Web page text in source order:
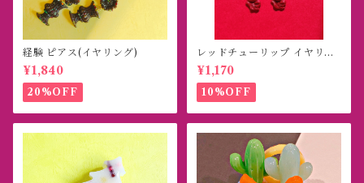
経験 ピアス(イヤリング)
¥1,840
20%OFF
レッドチューリップ イヤリン
グ(ピアス)
¥1,170
10%OFF